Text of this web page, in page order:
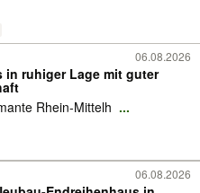
06.08.2026
in ruhiger Lage mit guter
Rhein-Mittelh ...
06.08.2026